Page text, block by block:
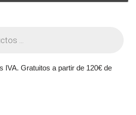
IVA. Gratuitos a partir de 120€ de